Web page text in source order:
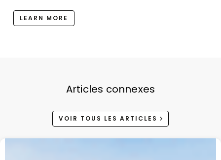
LEARN MORE
Articles connexes
VOIR TOUS LES ARTICLES